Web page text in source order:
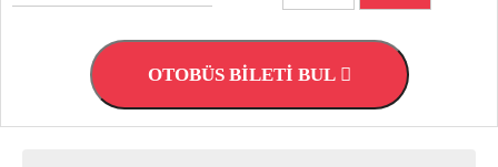
OTOBÜS BİLETİ BUL